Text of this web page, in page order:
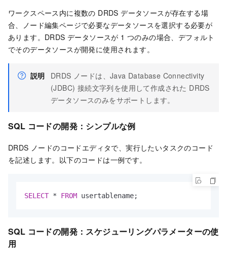
ワークスペース内に複数の DRDS データソースが存在する場
合、ノード編集ページで必要なデータソースを選択する必要が
あります。DRDS データソースが 1 つのみの場合、デフォルト
でそのデータソースが開発に使用されます。
説明
DRDS ノードは、Java Database Connectivity
(JDBC) 接続文字列を使用して作成された DRDS
データソースのみをサポートします。
SQL コードの開発：シンプルな例
DRDS ノードのコードエディタで、実行したいタスクのコード
を記述します。以下のコードは一例です。
SELECT * FROM usertablename;
SQL コードの開発：スケジューリングパラメーターの使
用